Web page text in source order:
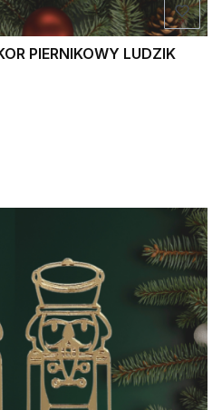
PIERNIKOWY LUDZIK